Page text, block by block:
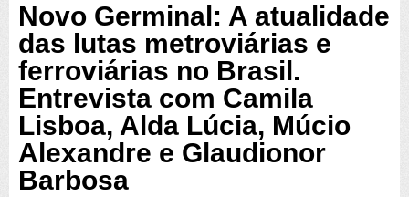
Novo Germinal: A atualidade
das lutas metroviárias e
ferroviárias no Brasil.
Entrevista com Camila
Lisboa, Alda Lúcia, Múcio
Alexandre e Glaudionor
Barbosa